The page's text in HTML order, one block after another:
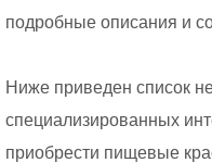
подробные описания и
Ниже приведен список
специализированных
приобрести пищевые